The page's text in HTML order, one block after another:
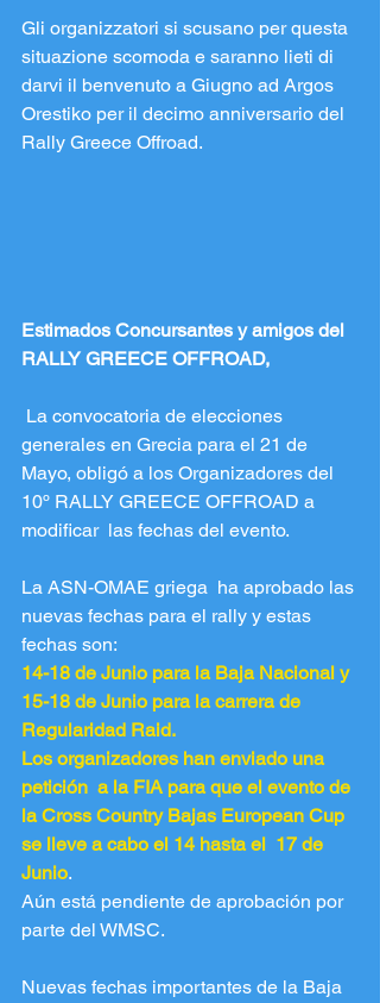
Gli organizzatori si scusano per questa
situazione scomoda e saranno lieti di
darvi il benvenuto a Giugno ad Argos
Orestiko per il decimo anniversario del
Rally Greece Offroad.
Estimados Concursantes y amigos del
RALLY GREECE OFFROAD,
generales en Grecia para el 21 de
Mayo, obligó a los Organizadores del
10º RALLY GREECE OFFROAD a
modificar  las fechas del evento.
La ASN-OMAE griega  ha aprobado las
nuevas fechas para el rally y estas
fechas son:
14-18 de Junio para la Baja Nacional y
15-18 de Junio para la carrera de
Regularidad Raid.
Los organizadores han enviado una
petición  a la FIA para que el evento de
la Cross Country Bajas European Cup
se lleve a cabo el 14 hasta el  17 de
Junio.
Aún está pendiente de aprobación por
parte del WMSC.
Nuevas fechas importantes de la Baja